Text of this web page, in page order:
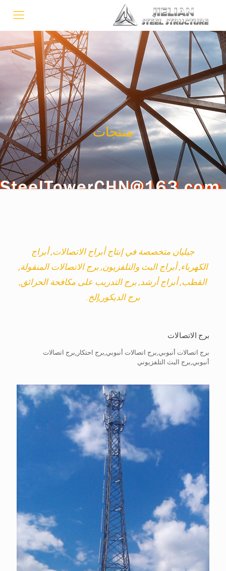
منتجات
جيليان متخصصة في إنتاج أبراج الاتصالات, أبراج
الكهرباء, أبراج البث والتلفزيون, برج الاتصالات المنقولة,
القطب, أبراج أرشد, برج التدريب على مكافحة الحرائق,
برج الديكور,إلخ.
برج الاتصالات
برج اتصالات أنبوبي,برج اتصالات أنبوبي,برج احتكار,برج اتصالات
أنبوبي,برج البث التلفزيوني